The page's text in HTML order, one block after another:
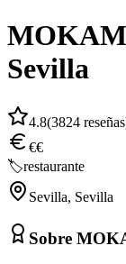
Sevilla
4.8(3824
€€
🏷️restaurante
Sevilla, Sevilla
Sobre